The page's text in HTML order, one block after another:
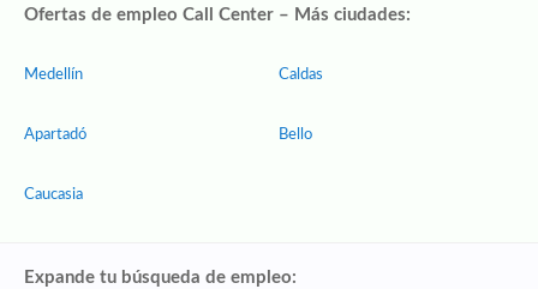
Ofertas de empleo Call Center – Más ciudades:
Medellín
Apartadó
Caucasia
Caldas
Bello
Expande tu búsqueda de empleo: